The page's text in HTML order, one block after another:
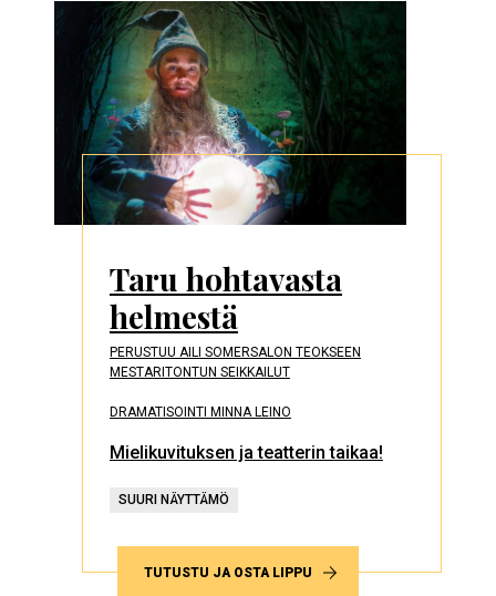
Taru hohtavasta
helmestä
PERUSTUU AILI SOMERSALON TEOKSEEN
MESTARITONTUN SEIKKAILUT
DRAMATISOINTI MINNA LEINO
Mielikuvituksen ja teatterin taikaa!
SUURI NÄYTTÄMÖ
TUTUSTU JA OSTA LIPPU